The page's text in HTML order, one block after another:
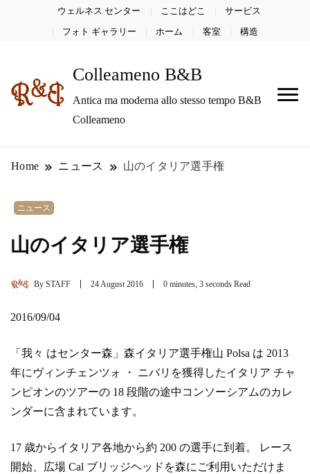
ウェルネス センター ここはどこ サービス
フォト ギャラリー ホーム 客室 構造
Colleameno B&B
Antica ma moderna allo stesso tempo B&B
Colleameno
Home ニュース 山のイタリア選手権
ニュース
山のイタリア選手権
By STAFF 24 August 2016 0 minutes, 3 seconds Read
2016/09/04
「我々 はセンター森」森イタリア選手権山 Polsa は 2013
年にヴィンチェンツォ ・ ニバリを獲得したイタリア チャ
ンピオンのツアーの 18 段階の途中コンソーシアムのカレ
ンダーに含まれています。
17 歳からイタリア各地から約 200 の選手に到着。 レース
開始、広場 Cal ブリッジヘッドを森にご利用いただけま